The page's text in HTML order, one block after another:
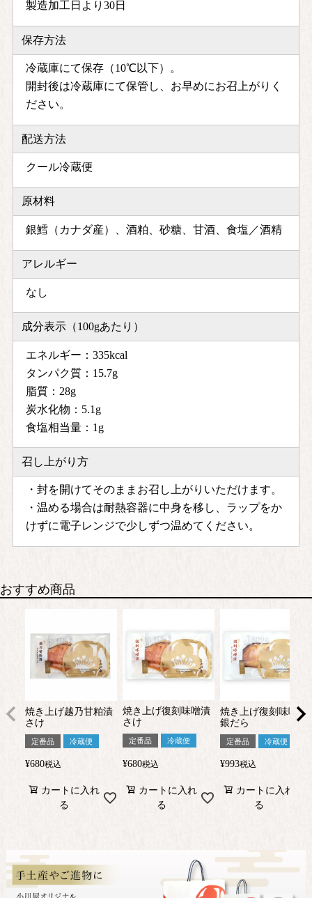
製造加工日より30日
保存方法
冷蔵庫にて保存（10℃以下）。
開封後は冷蔵庫にて保管し、お早めにお召上がりく
ださい。
配送方法
クール冷蔵便
原材料
銀鱈（カナダ産）、酒粕、砂糖、甘酒、食塩／酒精
アレルギー
なし
成分表示（100gあたり）
エネルギー：335kcal
タンパク質：15.7g
脂質：28g
炭水化物：5.1g
食塩相当量：1g
召し上がり方
・封を開けてそのままお召し上がりいただけます。
・温める場合は耐熱容器に中身を移し、ラップをか
けずに電子レンジで少しずつ温めてください。
おすすめ商品
焼き上げ越乃甘粕漬
さけ
定番品 冷蔵便
¥680税込
カートに入れ
る
焼き上げ復刻味噌漬
さけ
定番品 冷蔵便
¥680税込
カートに入れ
る
焼き上げ復刻味噌漬
銀だら
定番品 冷蔵便
¥993税込
カートに入れ
る